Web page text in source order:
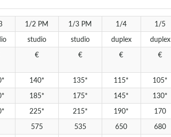
1/2 PM 1/3 PM 1/4
1/5
studio studio duplex
duplex
€ € € €
140* 135* 115*
105*
185* 175* 145*
130*
225* 215* 190*
170
575 535 650
680